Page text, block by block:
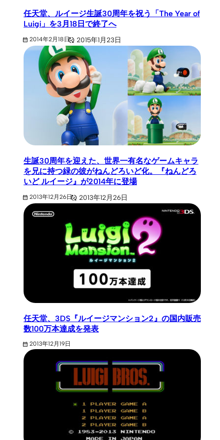
任天堂、ルイージ生誕30周年を祝う「The Year of
Luigi」を3月18日で終了へ
2014年2月18日 2015年1月23日
生誕30周年を迎えた、世界一有名なゲームキャラ
を兄に持つ緑の彼がねんどろいど化。『ねんどろ
いど ルイージ』が2014年に登場
2013年12月26日 2013年12月26日
任天堂、3DS『ルイージマンション2』の国内販売
数100万本達成を発表
2013年12月19日